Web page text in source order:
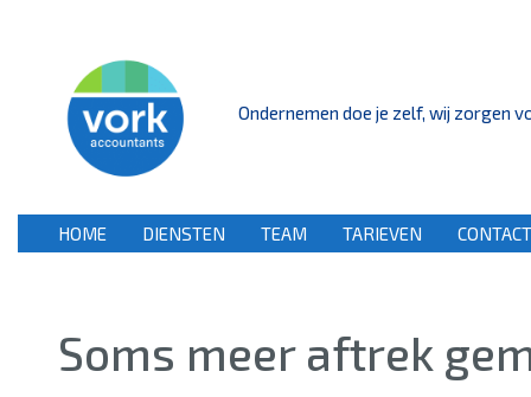
Ondernemen doe je zelf, wij zorgen
HOME DIENSTEN TEAM TARIEVEN CONTACT
Soms meer aftrek